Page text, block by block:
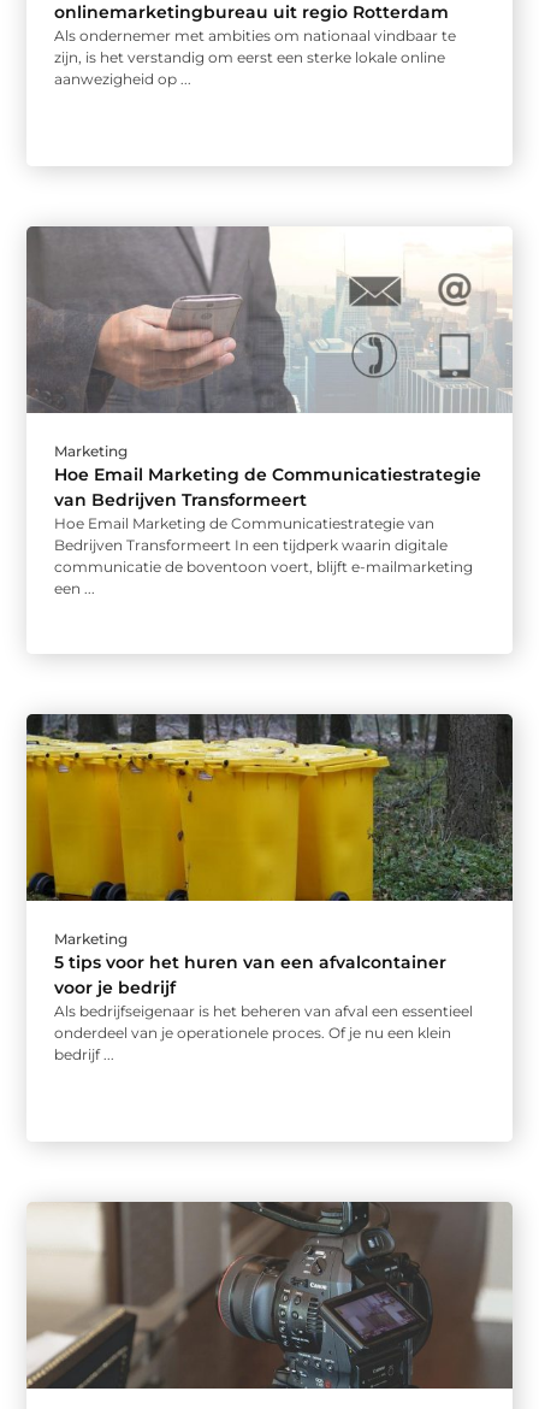
onlinemarketingbureau uit regio Rotterdam
Als ondernemer met ambities om nationaal vindbaar te
zijn, is het verstandig om eerst een sterke lokale online
aanwezigheid op ...
Marketing
Hoe Email Marketing de Communicatiestrategie
van Bedrijven Transformeert
Hoe Email Marketing de Communicatiestrategie van
Bedrijven Transformeert In een tijdperk waarin digitale
communicatie de boventoon voert, blijft e-mailmarketing
een ...
Marketing
5 tips voor het huren van een afvalcontainer
voor je bedrijf
Als bedrijfseigenaar is het beheren van afval een essentieel
onderdeel van je operationele proces. Of je nu een klein
bedrijf ...